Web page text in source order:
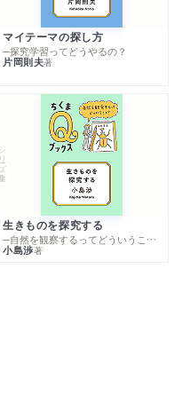
マイテーマの探し方
─探究学習ってどうやるの？
片岡則夫著
シリーズ・全集
生きものを探究する
─自然を観察するってどういうこと？
小島渉著